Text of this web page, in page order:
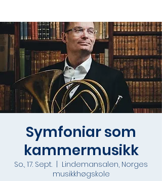
Symfoniar som
kammermusikk
So., 17. Sept.
Lindemansalen, Norges
musikkhøgskole